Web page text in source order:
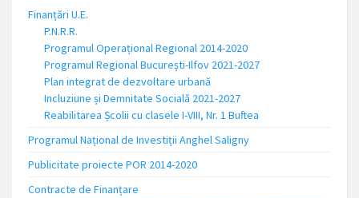
Finanțări U.E.
P.N.R.R.
Programul Operațional Regional 2014-2020
Programul Regional București-Ilfov 2021-2027
Plan integrat de dezvoltare urbană
Incluziune și Demnitate Socială 2021-2027
Reabilitarea Școlii cu clasele I-VIII, Nr. 1 Buftea
Programul Național de Investiții Anghel Saligny
Publicitate proiecte POR 2014-2020
Contracte de Finanțare